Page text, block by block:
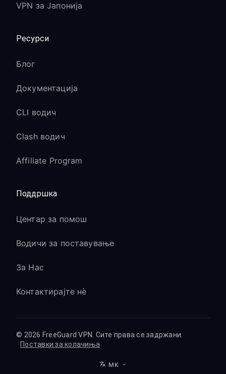
VPN за Јапонија
Ресурси
Блог
Документација
CLI водич
Clash водич
Affiliate Program
Поддршка
Центар за помош
Водичи за поставување
За Нас
Контактирајте нè
© 2026 FreeGuard VPN. Сите права се задржани.
Поставки за колачиња
MK